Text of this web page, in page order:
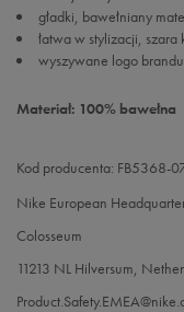
gładki, bawełniany
łatwa w stylizacji, szara
wyszywane logo
Materiał: 100% bawełna
Kod producenta: FB5368-
Nike European
Colosseum
11213 NL Hilversum,